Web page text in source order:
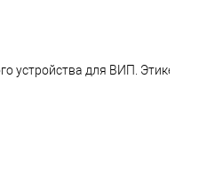
устройства для ВИП. Этикетка